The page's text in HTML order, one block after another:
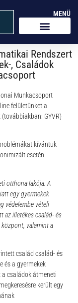
MENÜ
Rendszert
, Családok
Munkacsoport
felületünket a
GYVR)
kívántuk
esetén
otthona lakója. A
egy gyermekek
védelembe vételi
az illetékes család- és
valamint a
család család- és
és a gyermekek
családok átmeneti
került egy